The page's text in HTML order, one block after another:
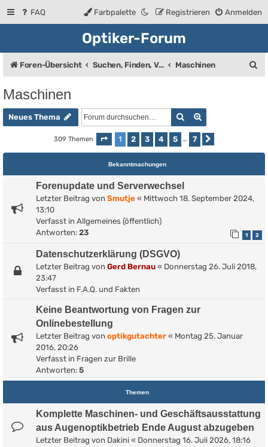
FAQ Anmelden
Registrieren
Farbpalette
Optiker-Forum
Foren-Übersicht Suchen, Finden, Verkaufsanzeigen Maschinen
Maschinen
Neues Thema Suche
309 Themen Seite 1von
1 2 3 4 5 … 7
Bekanntmachungen
Forenupdate und Serverwechsel
Letzter Beitrag von Smutje « Mittwoch 18. September 2024,
13:10
Verfasst in Allgemeines (öffentlich)
Antworten: 23 1 2
Datenschutzerklärung (DSGVO)
Letzter Beitrag von Gerd Bernau « Donnerstag 26. Juli 2018,
23:47
Verfasst in F.A.Q. und Fakten
Keine Beantwortung von Fragen zur
Onlinebestellung
Letzter Beitrag von optikgutachter « Montag 25. Januar
2016, 20:26
Verfasst in Fragen zur Brille
Antworten: 5
Themen
Komplette Maschinen- und Geschäftsausstattung
aus Augenoptikbetrieb Ende August abzugeben
Letzter Beitrag von Dakini « Donnerstag 16. Juli 2026, 18:16